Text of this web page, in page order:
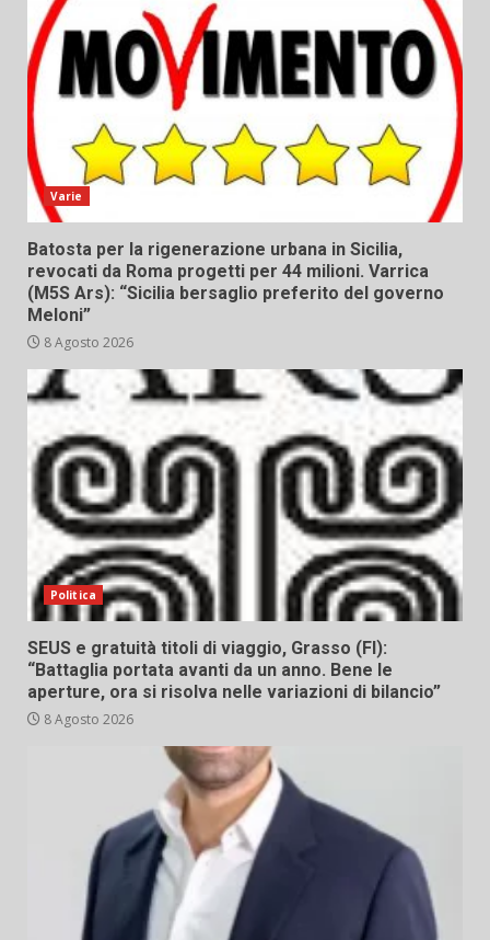
Varie
Batosta per la rigenerazione urbana in Sicilia,
revocati da Roma progetti per 44 milioni. Varrica
(M5S Ars): “Sicilia bersaglio preferito del governo
Meloni”
8 Agosto 2026
Politica
SEUS e gratuità titoli di viaggio, Grasso (FI):
“Battaglia portata avanti da un anno. Bene le
aperture, ora si risolva nelle variazioni di bilancio”
8 Agosto 2026